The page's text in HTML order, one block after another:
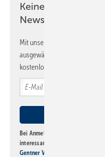
Keine Zeit? Kein
Newsletter!
Mit unserem Newsletter
ausgewählte Informationen
kostenlos direkt ins Postfach.
Bei Anmeldung zu diesem
interessante Verlags- und Online-
Gentner Verlag GmbH & Co. KG